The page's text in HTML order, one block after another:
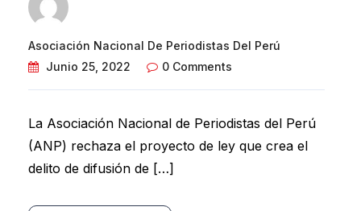
Asociación Nacional De Periodistas Del Perú
Junio 25, 2022
0 Comments
La Asociación Nacional de Periodistas del Perú
(ANP) rechaza el proyecto de ley que crea el
delito de difusión de […]